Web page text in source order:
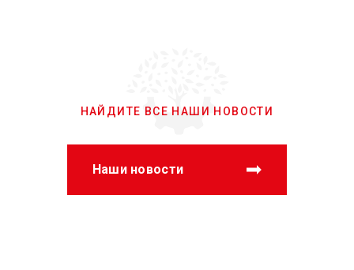
НАЙДИТЕ ВСЕ НАШИ НОВОСТИ
Наши новости